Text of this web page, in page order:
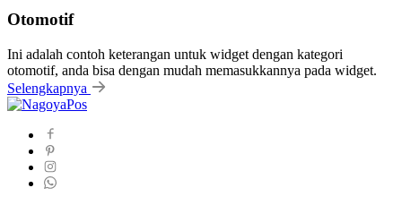
Otomotif
Ini adalah contoh keterangan untuk widget dengan kategori
otomotif, anda bisa dengan mudah memasukkannya pada widget.
Selengkapnya